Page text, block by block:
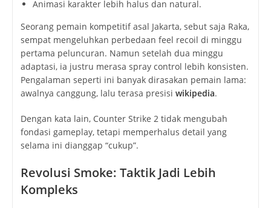
Animasi karakter lebih halus dan natural.
Seorang pemain kompetitif asal Jakarta, sebut saja Raka,
sempat mengeluhkan perbedaan feel recoil di minggu
pertama peluncuran. Namun setelah dua minggu
adaptasi, ia justru merasa spray control lebih konsisten.
Pengalaman seperti ini banyak dirasakan pemain lama:
awalnya canggung, lalu terasa presisi wikipedia.
Dengan kata lain, Counter Strike 2 tidak mengubah
fondasi gameplay, tetapi memperhalus detail yang
selama ini dianggap “cukup”.
Revolusi Smoke: Taktik Jadi Lebih
Kompleks